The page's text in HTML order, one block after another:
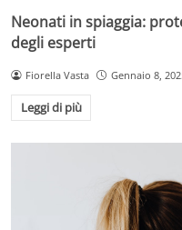
Neonati in spiaggia:
degli esperti
Fiorella Vasta Gennaio 8,
Leggi di più